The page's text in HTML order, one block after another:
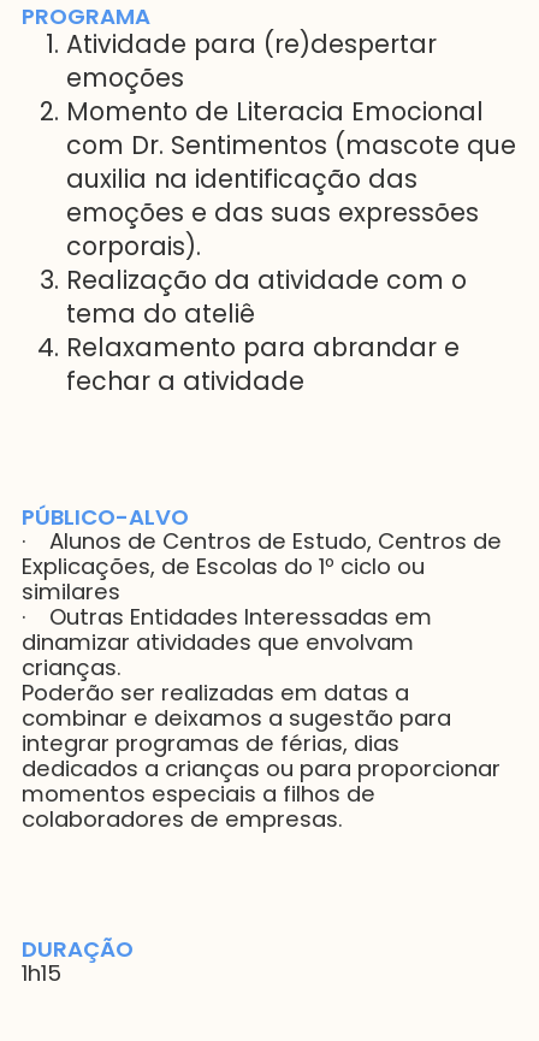
PROGRAMA
Atividade para (re)despertar
emoções
Momento de Literacia Emocional
com Dr. Sentimentos (mascote que
auxilia na identificação das
emoções e das suas expressões
corporais).
Realização da atividade com o
tema do ateliê
Relaxamento para abrandar e
fechar a atividade
PÚBLICO-ALVO
· Alunos de Centros de Estudo, Centros de
Explicações, de Escolas do 1º ciclo ou
similares
· Outras Entidades Interessadas em
dinamizar atividades que envolvam
crianças.
Poderão ser realizadas em datas a
combinar e deixamos a sugestão para
integrar programas de férias, dias
dedicados a crianças ou para proporcionar
momentos especiais a filhos de
colaboradores de empresas.
DURAÇÃO
1h15